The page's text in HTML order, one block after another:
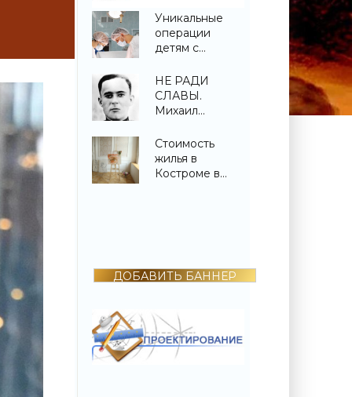
Уникальные
операции
детям с
деформацией
позвоночника
проведены в
«Свежие
новости
строительства»
НЕ РАДИ
СЛАВЫ.
Михаил
«Свежие
новости
строительства»
Стоимость
жилья в
Костроме в
ДОБАВИТЬ БАННЕР